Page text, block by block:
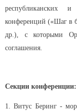
республиканских
конференций («Шаг в
др.), с которыми
соглашения.
Секции конференции:
1. Витус Беринг -